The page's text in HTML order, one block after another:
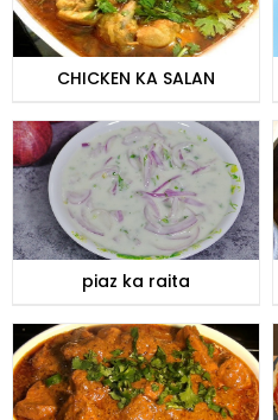
CHICKEN KA SALAN
piaz ka raita